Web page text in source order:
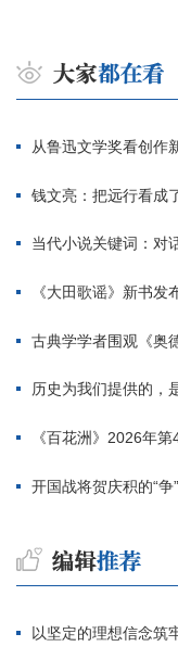
从鲁迅文学奖看创作
钱文亮：把远行看成
当代小说关键词：对
《大田歌谣》新书
古典学学者围观《奥德
历史为我们提供的，是
《百花洲》2026年
开国战将贺庆积的“争
以坚定的理想信念筑